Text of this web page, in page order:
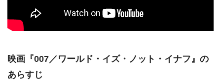
映画『007／ワールド・イズ・ノット・イナフ』の
あらすじ